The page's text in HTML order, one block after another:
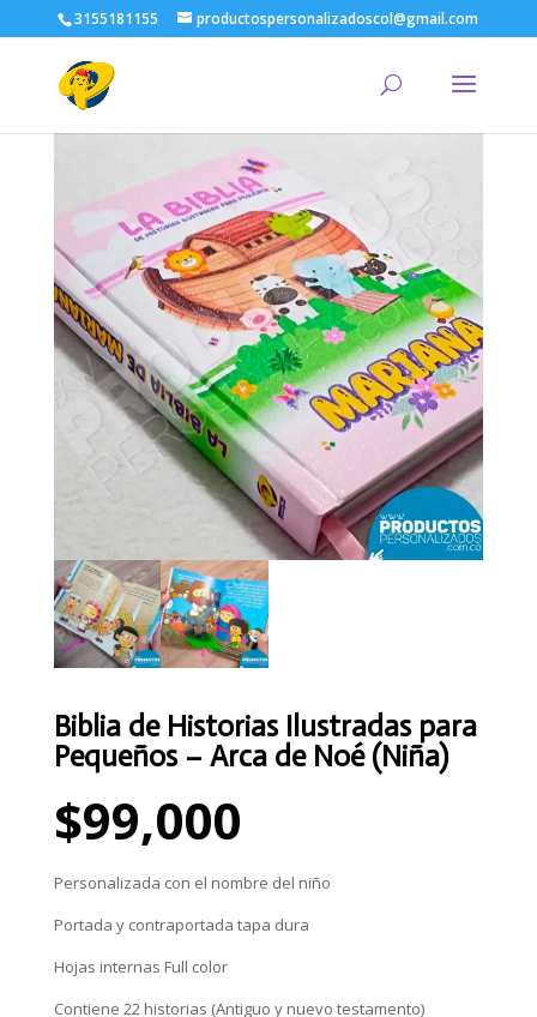
3155181155 productospersonalizadoscol@gmail.com
Biblia de Historias Ilustradas para
Pequeños – Arca de Noé (Niña)
$99,000
Personalizada con el nombre del niño
Portada y contraportada tapa dura
Hojas internas Full color
Contiene 22 historias (Antiguo y nuevo testamento)